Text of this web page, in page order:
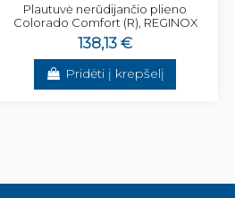
Plautuvė nerūdijančio plieno
Colorado Comfort (R), REGINOX
138,13 €
Pridėti į krepšelį